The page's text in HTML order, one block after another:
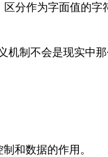
分作为字面值的
制不会是现实中那
和数据的作用。